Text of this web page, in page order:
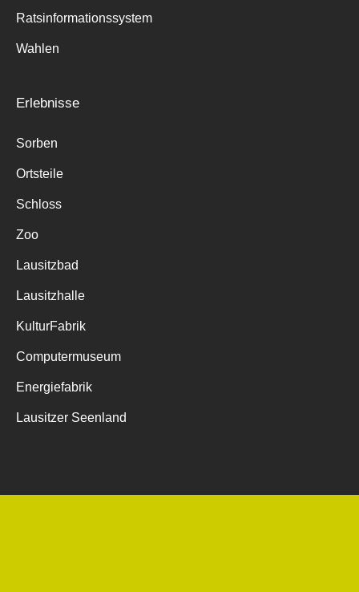
Ratsinformationssystem
Wahlen
Erlebnisse
Sorben
Ortsteile
Schloss
Zoo
Lausitzbad
Lausitzhalle
KulturFabrik
Computermuseum
Energiefabrik
Lausitzer Seenland